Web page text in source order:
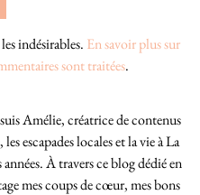
indésirables. En savoir plus sur
sont traitées.
Amélie, créatrice de contenus
escapades locales et la vie à La
À travers ce blog dédié en
mes coups de cœur, mes bons